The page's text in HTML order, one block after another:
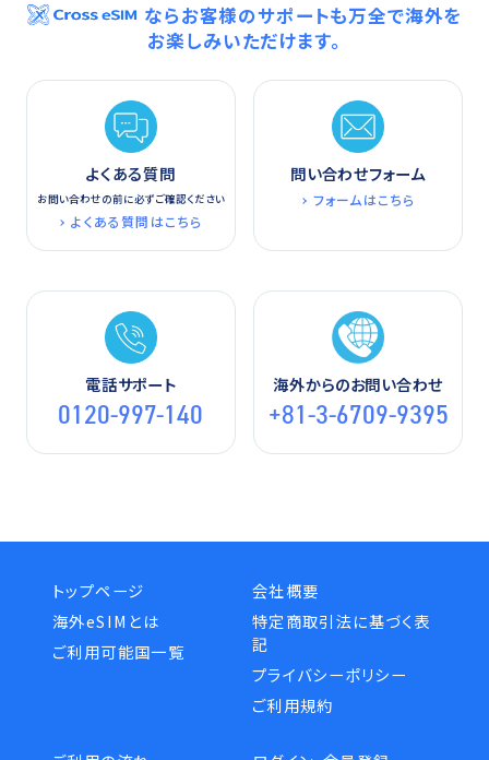
ならお客様のサポートも万全で海外を
お楽しみいただけます。
よくある質問
お問い合わせの前に必ずご確認ください
よくある質問はこちら
問い合わせフォーム
フォームはこちら
電話サポート
0120-997-140
海外からのお問い合わせ
+81-3-6709-9395
トップページ
海外eSIMとは
ご利用可能国一覧
会社概要
特定商取引法に基づく表
記
プライバシーポリシー
ご利用規約